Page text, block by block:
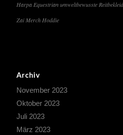
Harpa Equestrian umweltbewusste
Zai Merch Hoddie
Archiv
November 2023
Oktober 2023
Juli 2023
März 2023